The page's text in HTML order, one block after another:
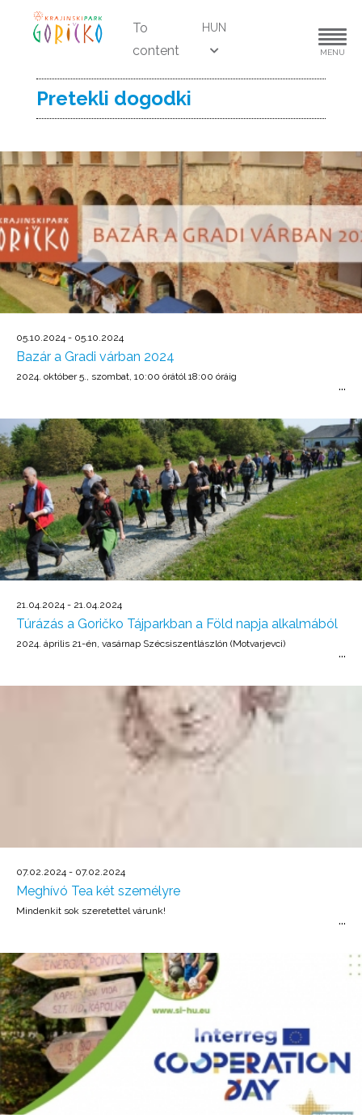
To
content
HUN
MENU
Pretekli dogodki
05.10.2024 - 05.10.2024
Bazár a Gradi várban 2024
2024. október 5., szombat, 10:00 órától 18:00 óráig
21.04.2024 - 21.04.2024
Túrázás a Goričko Tájparkban a Föld napja alkalmából
2024. április 21-én, vasárnap Szécsiszentlászlón (Motvarjevci)
07.02.2024 - 07.02.2024
Meghívó Tea két személyre
Mindenkit sok szeretettel várunk!